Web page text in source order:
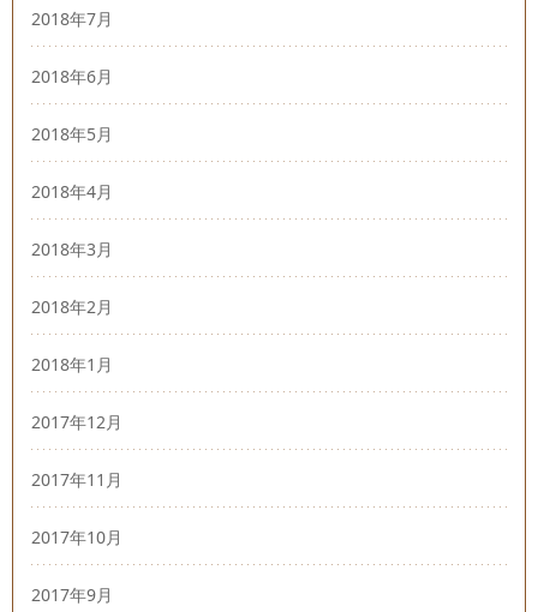
2018年7月
2018年6月
2018年5月
2018年4月
2018年3月
2018年2月
2018年1月
2017年12月
2017年11月
2017年10月
2017年9月